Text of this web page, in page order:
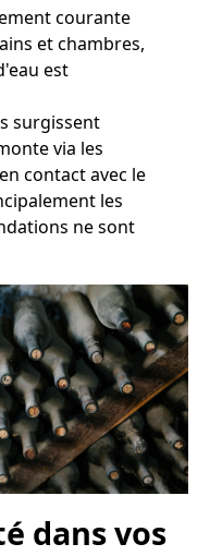
courante
et chambres,
est
surgissent
via les
contact avec le
les
ne sont
dans vos